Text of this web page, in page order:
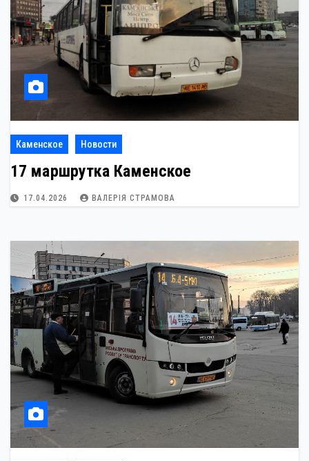
Каменское Новости
17 маршрутка Каменское
17.04.2026 ВАЛЕРІЯ СТРАМОВА